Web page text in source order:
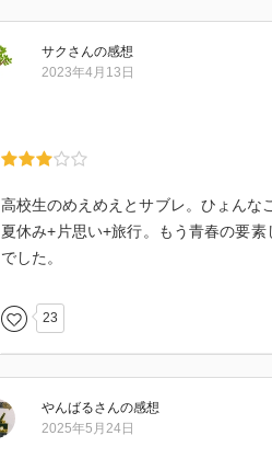
もしれない。
お互いに相手の悪いところ？めんど
いをサブレに告白する中で、今まで
「死ぬのが嫌だ怖いっていうのを、
病名は初めて知った。
心に残った言葉
れない。（めえめえ）
じゃないと思う。彩羽ちゃんがお父さ
ないって気持を持つのも、きっと自由
・「まあ、言うよ。私もさ、めえめえ
だけど、めえめえが言う好きって言
サク さんの感想
2023年4月13日
高校生のめえめえとサブレ。ひょんな
夏休み+片思い+旅行。もう青春の要
でした。
23
やんばるさんの感想
2025年5月24日